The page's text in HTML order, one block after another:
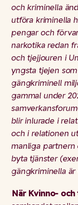
och kriminella
utföra kriminella
pengar och
narkotika redan
och tjejjouren i
yngsta tjejen
gängkriminell
gammal under
blir inlurade i
och i relationen
manliga
byta tjänster
gängkriminella är
När Kvinno- och